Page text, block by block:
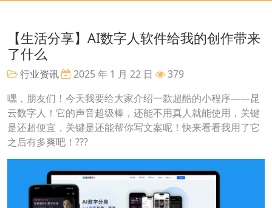
【生活分享】AI数字人软件给我的创作带来
了什么
行业资讯 2025 年 1 月 22 日
379
嘿，朋友们！今天我要给大家介绍一款超酷的小程序——昆
云数字人！它的声音超级棒，还能不用真人就能使用，关键
是还超便宜，关键是还能帮你写文案呢！快来看看我用了它
之后有多爽吧！???